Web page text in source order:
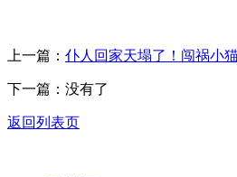
上一篇： 仆人回家天塌了！闯祸小
下一篇：没有了
返回列表页